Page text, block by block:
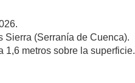
Sierra (Serranía de Cuenca).
1,6 metros sobre la superficie.